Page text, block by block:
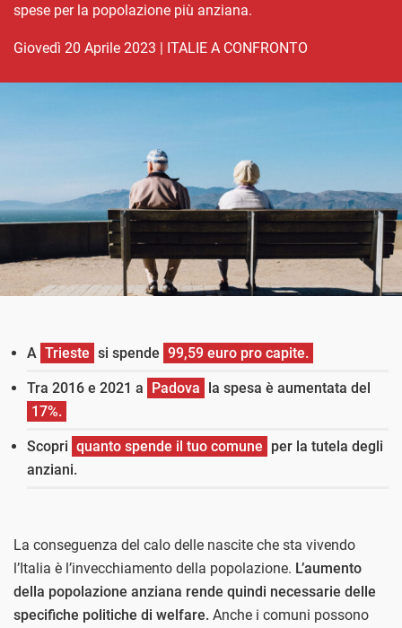
spese per la popolazione più anziana.
giovedì 20 Aprile 2023 | ITALIE A CONFRONTO
A Trieste si spende 99,59 euro pro capite.
Tra 2016 e 2021 a Padova la spesa è aumentata del
17%.
Scopri quanto spende il tuo comune per la tutela degli
anziani.
La conseguenza del calo delle nascite che sta vivendo
l’Italia è l’invecchiamento della popolazione. L’aumento
della popolazione anziana rende quindi necessarie delle
specifiche politiche di welfare. Anche i comuni possono